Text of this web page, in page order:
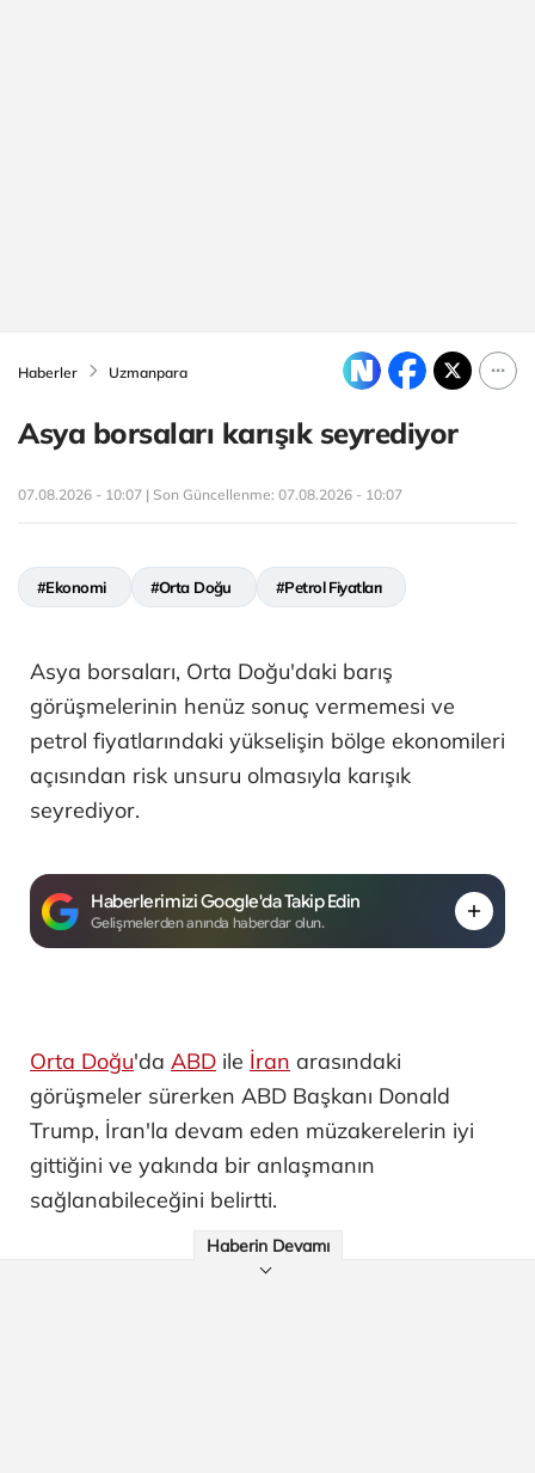
Haberler Uzmanpara
Asya borsaları karışık seyrediyor
07.08.2026 - 10:07 | Son Güncellenme: 07.08.2026 - 10:07
#Ekonomi #Orta Doğu #Petrol Fiyatları
Asya borsaları, Orta Doğu'daki barış
görüşmelerinin henüz sonuç vermemesi ve
petrol fiyatlarındaki yükselişin bölge ekonomileri
açısından risk unsuru olmasıyla karışık
seyrediyor.
Haberlerimizi Google'da Takip Edin
Gelişmelerden anında haberdar olun.
Orta Doğu'da ABD ile İran arasındaki
görüşmeler sürerken ABD Başkanı Donald
Trump, İran'la devam eden müzakerelerin iyi
gittiğini ve yakında bir anlaşmanın
sağlanabileceğini belirtti.
Haberin Devamı